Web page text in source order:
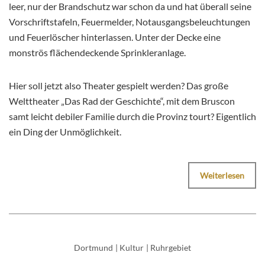
leer, nur der Brandschutz war schon da und hat überall seine
Vorschriftstafeln, Feuermelder, Notausgangsbeleuchtungen
und Feuerlöscher hinterlassen. Unter der Decke eine
monströs flächendeckende Sprinkleranlage.
Hier soll jetzt also Theater gespielt werden? Das große
Welttheater „Das Rad der Geschichte“, mit dem Bruscon
samt leicht debiler Familie durch die Provinz tourt? Eigentlich
ein Ding der Unmöglichkeit.
Weiterlesen
Dortmund | Kultur | Ruhrgebiet